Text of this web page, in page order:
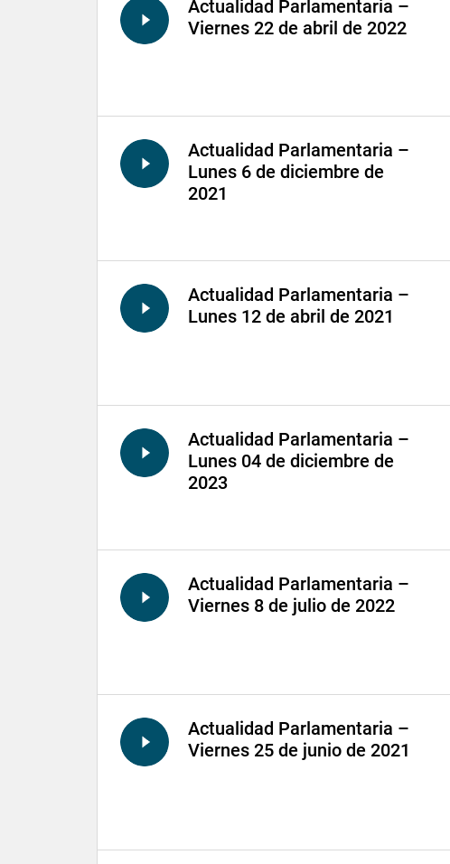
Actualidad Parlamentaria –
Viernes 22 de abril de 2022
Actualidad Parlamentaria –
Lunes 6 de diciembre de
2021
Actualidad Parlamentaria –
Lunes 12 de abril de 2021
Actualidad Parlamentaria –
Lunes 04 de diciembre de
2023
Actualidad Parlamentaria –
Viernes 8 de julio de 2022
Actualidad Parlamentaria –
Viernes 25 de junio de 2021